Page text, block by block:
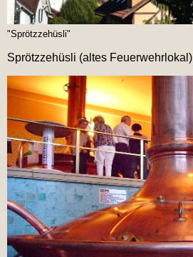
"Sprötzzehüsli"
Sprötzzehüsli (altes Feuerwehrlokal)